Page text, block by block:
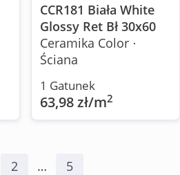
CCR181 Biała White
Glossy Ret Bł 30x60
Ceramika Color ⋅
Ściana
1 Gatunek
63,98 zł/m2
2 … 5